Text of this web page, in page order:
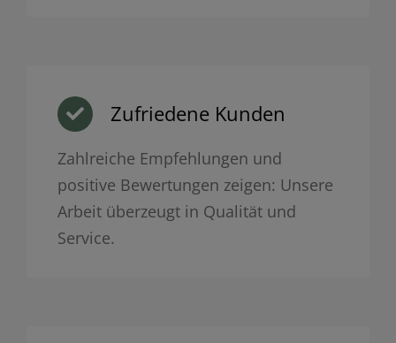
Zufriedene Kunden
Zahlreiche Empfehlungen und
positive Bewertungen zeigen: Unsere
Arbeit überzeugt in Qualität und
Service.